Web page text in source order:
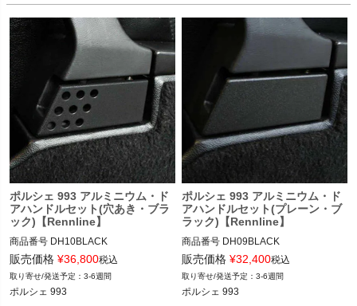
ポルシェ 993 アルミニウム・ド
アハンドルセット(穴あき・ブラ
ック)【Rennline】
商品番号 DH10BLACK
12REN：DH10 BLACK
ポルシェ 993 94-98
販売価格 ¥36,800税込
3-6週間
ポルシェ 993
ポルシェ 993 アルミニウム・ド
アハンドルセット(プレーン・ブ
ラック)【Rennline】
商品番号 DH09BLACK
12REN：DH09 BLACK
ポルシェ 993 94-98
販売価格 ¥32,400税込
3-6週間
ポルシェ 993